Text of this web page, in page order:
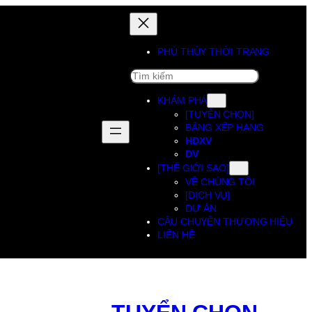
PHÙ THỦY THỜI TRANG
SEARCH
KHÁM PHÁ
[TUYỂN CHỌN]
BẢNG XẾP HẠNG
HDXV
DV
[THẾ GIỚI SAO]
VỀ CHÚNG TÔI
[DỊCH VỤ]
DỰ ÁN
CÂU CHUYỆN THƯƠNG HIỆU
LIÊN HỆ